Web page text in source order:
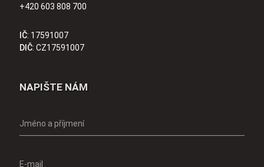
+420 603 808 700
IČ: 17591007
DIČ: CZ17591007
NAPIŠTE NÁM
Jméno a příjmení
E-mail